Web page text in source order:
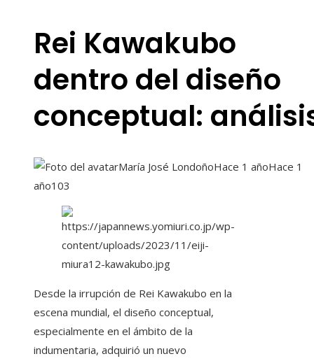
Rei Kawakubo
dentro del diseño
conceptual:
María José LondoñoHace 1 añoHace 1
año103
Desde la irrupción de Rei Kawakubo en la
escena mundial, el diseño conceptual,
especialmente en el ámbito de la
indumentaria, adquirió un nuevo